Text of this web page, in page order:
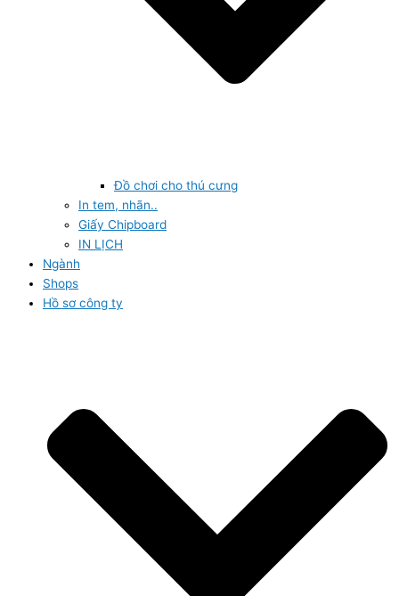
Đồ chơi cho thú cưng
In tem, nhãn..
Giấy Chipboard
IN LỊCH
Ngành
Shops
Hồ sơ công ty